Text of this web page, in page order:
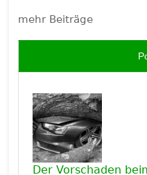
mehr Beiträge
Der Vorschaden